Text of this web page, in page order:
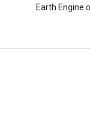
Earth Engine